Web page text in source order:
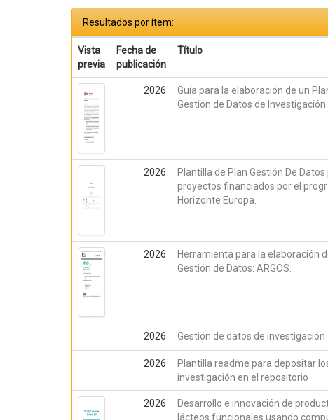
Resultados por ítem:
Vista
previa
Fecha de
publicación
Título
2026
Guía para la elaboración de un
Gestión de Datos de Investigación
2026
Plantilla de Plan Gestión De Datos
proyectos financiados por el
Horizonte Europa.
2026
Herramienta para la elaboración
Gestión de Datos: ARGOS.
2026 Gestión de datos de investigación
2026
Plantilla readme para depositar
investigación en el repositorio
2026
Desarrollo e innovación de
lácteos funcionales usando